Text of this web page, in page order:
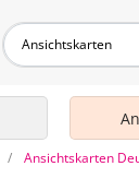
Ansichtskarten
Ansichtskarten